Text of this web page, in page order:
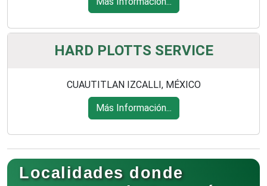
HARD PLOTTS SERVICE
CUAUTITLAN IZCALLI, MÉXICO
Más Información...
Localidades donde